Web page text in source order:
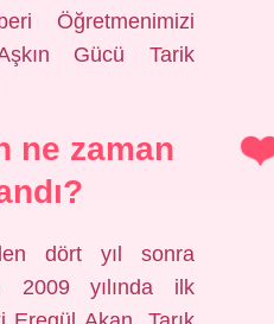
Öğretmenimizi
Gücü Tarik
ne zaman
dört yıl sonra
2009 yılında ilk